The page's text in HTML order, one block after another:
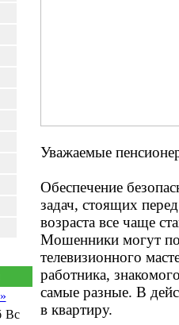
»
Вс
Уважаемые
Обеспечение
задач, стоящих
возраста все чаще
Мошенники могут
телевизионного
работника,
самые разные. В
в квартиру.